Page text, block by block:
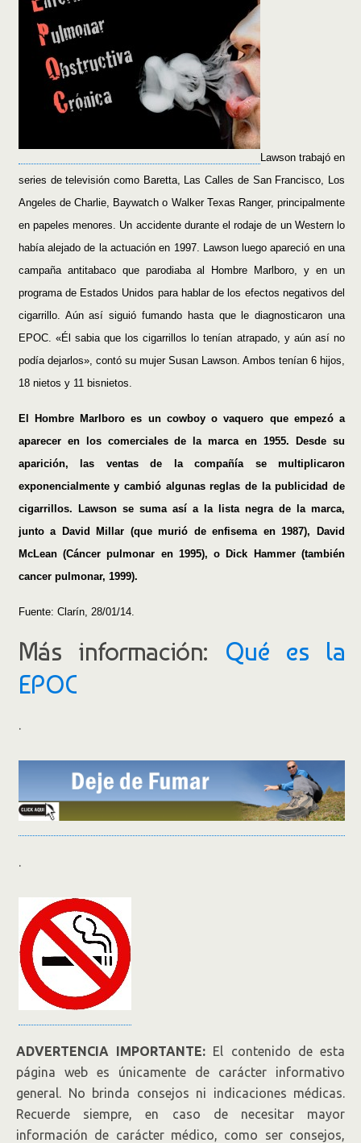
Lawson trabajó en
series de televisión como Baretta, Las Calles de San Francisco, Los
Angeles de Charlie, Baywatch o Walker Texas Ranger, principalmente
en papeles menores. Un accidente durante el rodaje de un Western lo
había alejado de la actuación en 1997. Lawson luego apareció en una
campaña antitabaco que parodiaba al Hombre Marlboro, y en un
programa de Estados Unidos para hablar de los efectos negativos del
cigarrillo. Aún así siguió fumando hasta que le diagnosticaron una
EPOC. «Él sabia que los cigarrillos lo tenían atrapado, y aún así no
podía dejarlos», contó su mujer Susan Lawson. Ambos tenían 6 hijos,
18 nietos y 11 bisnietos.
El Hombre Marlboro es un cowboy o vaquero que empezó a
aparecer en los comerciales de la marca en 1955. Desde su
aparición, las ventas de la compañía se multiplicaron
exponencialmente y cambió algunas reglas de la publicidad de
cigarrillos. Lawson se suma así a la lista negra de la marca,
junto a David Millar (que murió de enfisema en 1987), David
McLean (Cáncer pulmonar en 1995), o Dick Hammer (también
cancer pulmonar, 1999).
Fuente: Clarín, 28/01/14.
Más información: Qué es la
EPOC
.
.
ADVERTENCIA IMPORTANTE: El contenido de esta
página web es únicamente de carácter informativo
general. No brinda consejos ni indicaciones médicas.
Recuerde siempre, en caso de necesitar mayor
información de carácter médico, como ser consejos,